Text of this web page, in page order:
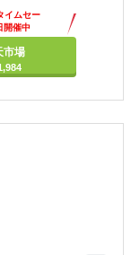
イムセー
開催中
市場